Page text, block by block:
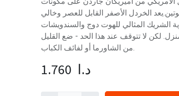
الخردل الأصفر القابل للعصر وخالي
الشريك المثالي للهوت دوج والسندويشات
لكن لا تتوقف عند هذا الحد - ضع القليل
من الشاورما أو لفائف الكباب.
1.760 د.ا